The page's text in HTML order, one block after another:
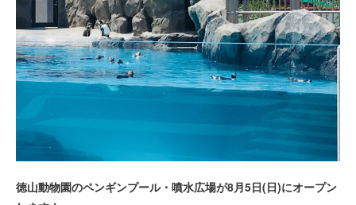
徳山動物園のペンギンプール・噴水広場が8月5日(日)にオープン